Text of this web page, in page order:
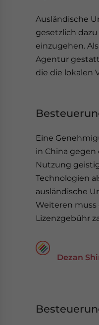
Ausländische
gesetzlich
einzugehen.
Agentur
die die lokalen
Eine
in China
Nutzung
Technologien
ausländische
Weiteren muss
Lizenzgebühr
Dezan